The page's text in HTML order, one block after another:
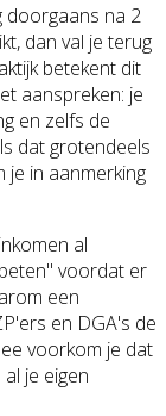
doorgaans na 2
dan val je terug
betekent dit
aanspreken: je
en zelfs de
dat grotendeels
je in aanmerking
al
voordat er
een
en DGA's de
voorkom je dat
je eigen